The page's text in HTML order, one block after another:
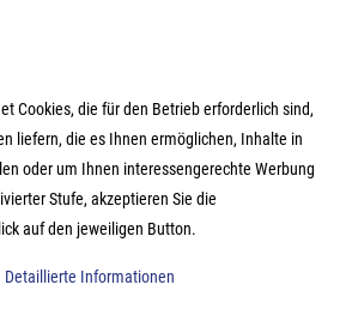
Co KG
1-5
Cookies, die für den Betrieb erforderlich sind,
liefern, die es Ihnen ermöglichen, Inhalte in
oder um Ihnen interessengerechte Werbung
Stufe, akzeptieren Sie die
auf den jeweiligen Button.
Detaillierte Informationen